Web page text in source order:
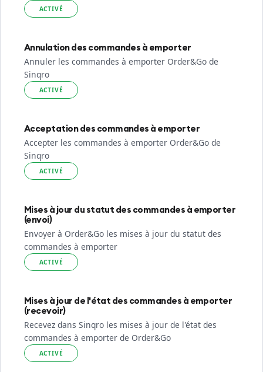
ACTIVÉ
Annulation des commandes à emporter
Annuler les commandes à emporter Order&Go de
Sinqro
ACTIVÉ
Acceptation des commandes à emporter
Accepter les commandes à emporter Order&Go de
Sinqro
ACTIVÉ
Mises à jour du statut des commandes à emporter
(envoi)
Envoyer à Order&Go les mises à jour du statut des
commandes à emporter
ACTIVÉ
Mises à jour de l'état des commandes à emporter
(recevoir)
Recevez dans Sinqro les mises à jour de l'état des
commandes à emporter de Order&Go
ACTIVÉ